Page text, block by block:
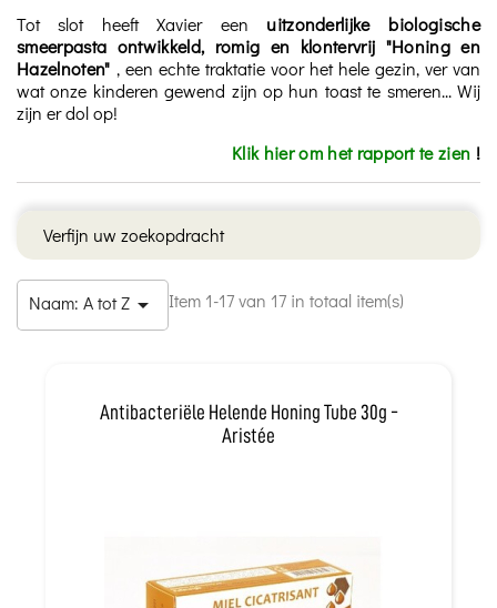
Tot slot heeft Xavier een uitzonderlijke biologische
smeerpasta ontwikkeld, romig en klontervrij "Honing en
Hazelnoten" , een echte traktatie voor het hele gezin, ver van
wat onze kinderen gewend zijn op hun toast te smeren... Wij
zijn er dol op!
Klik hier om het rapport te zien !
Verfijn uw zoekopdracht
Naam: A tot Z  Item 1-17 van 17 in totaal item(s)
Antibacteriële Helende Honing Tube 30g -
Aristée